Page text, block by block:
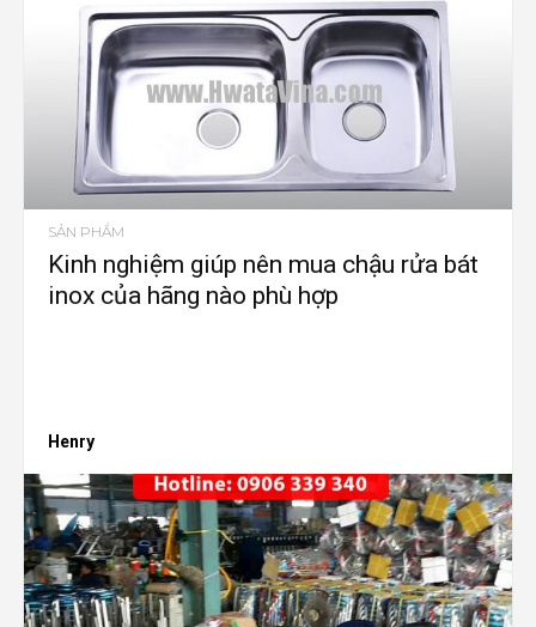
SẢN PHẨM
Kinh nghiệm giúp nên mua chậu rửa bát
inox của hãng nào phù hợp
Henry